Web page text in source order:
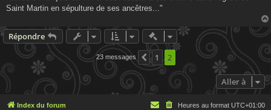
Saint Martin en sépulture de ses ancêtres..."
Répondre Actions rapides de
23 messages Précédente
1 2
Aller à
Index du forum Heures au format UTC+01:00